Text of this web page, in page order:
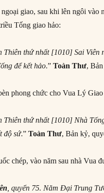
giao, sau khi lên ngôi
Tống giao hảo:
Thiên thứ nhất [1010] Sai
để kết hảo.”Toàn Thư,
phong chức cho Vua Lý
Thiên thứ nhất [1010] Nhà
độ sứ.”Toàn Thư, Bản kỷ,
chép, vào năm sau nhà Vua
, quyển 75. Năm Đại Trung